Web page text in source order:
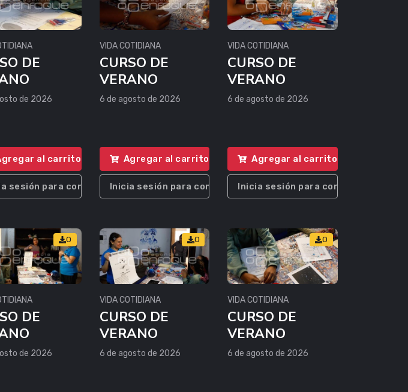
DE
de 2026
al carrito
sesión para comprar
VIDA COTIDIANA
CURSO DE
VERANO
6 de agosto de 2026
Agregar al carrito
Inicia sesión para comprar
VIDA COTIDIANA
CURSO DE
VERANO
6 de agosto de 2026
Agregar al carrito
Inicia sesión para comprar
0
DE
de 2026
0
VIDA COTIDIANA
CURSO DE
VERANO
6 de agosto de 2026
0
VIDA COTIDIANA
CURSO DE
VERANO
6 de agosto de 2026